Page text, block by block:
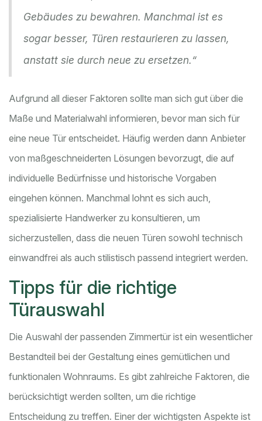
Gebäudes zu bewahren. Manchmal ist es
sogar besser, Türen restaurieren zu lassen,
anstatt sie durch neue zu ersetzen.“
Aufgrund all dieser Faktoren sollte man sich gut über die
Maße und Materialwahl informieren, bevor man sich für
eine neue Tür entscheidet. Häufig werden dann Anbieter
von maßgeschneiderten Lösungen bevorzugt, die auf
individuelle Bedürfnisse und historische Vorgaben
eingehen können. Manchmal lohnt es sich auch,
spezialisierte Handwerker zu konsultieren, um
sicherzustellen, dass die neuen Türen sowohl technisch
einwandfrei als auch stilistisch passend integriert werden.
Tipps für die richtige
Türauswahl
Die Auswahl der passenden Zimmertür ist ein wesentlicher
Bestandteil bei der Gestaltung eines gemütlichen und
funktionalen Wohnraums. Es gibt zahlreiche Faktoren, die
berücksichtigt werden sollten, um die richtige
Entscheidung zu treffen. Einer der wichtigsten Aspekte ist